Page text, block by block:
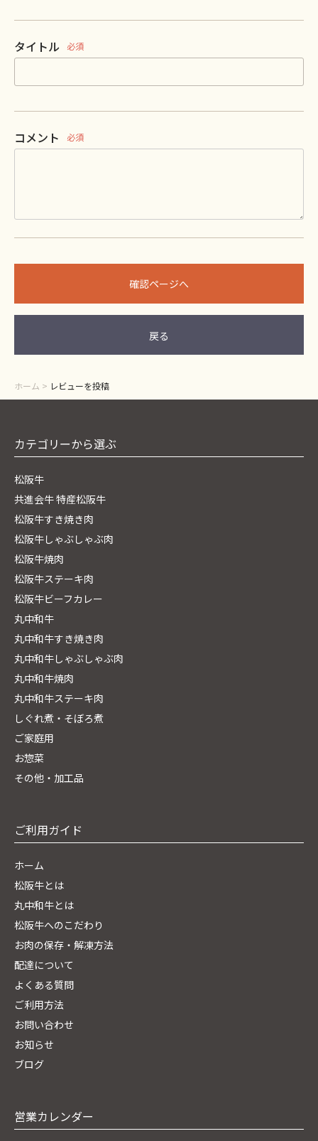
タイトル 必須
コメント 必須
確認ページへ
戻る
ホーム > レビューを投稿
カテゴリーから選ぶ
松阪牛
共進会牛 特産松阪牛
松阪牛すき焼き肉
松阪牛しゃぶしゃぶ肉
松阪牛焼肉
松阪牛ステーキ肉
松阪牛ビーフカレー
丸中和牛
丸中和牛すき焼き肉
丸中和牛しゃぶしゃぶ肉
丸中和牛焼肉
丸中和牛ステーキ肉
しぐれ煮・そぼろ煮
ご家庭用
お惣菜
その他・加工品
ご利用ガイド
ホーム
松阪牛とは
丸中和牛とは
松阪牛へのこだわり
お肉の保存・解凍方法
配達について
よくある質問
ご利用方法
お問い合わせ
お知らせ
ブログ
営業カレンダー